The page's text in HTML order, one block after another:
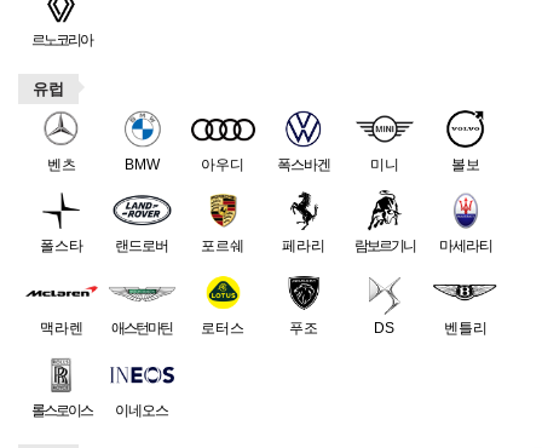
르노코리아
유럽
벤츠 BMW 아우디 폭스바겐 미니 볼보
폴스타 랜드로버 포르쉐 페라리 람보르기니 마세라티
맥라렌 애스턴마틴 로터스 푸조 DS 벤틀리
롤스로이스 이네오스